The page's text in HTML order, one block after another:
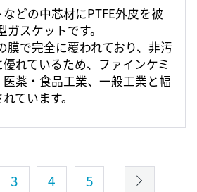
どの中芯材にPTFE外皮を被
スケットです。
膜で完全に覆われており、非汚
れているため、ファインケミ
薬・食品工業、一般工業と幅
ています。
3 4 5